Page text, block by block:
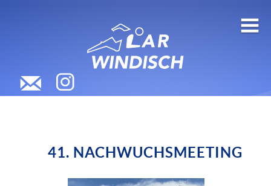
41. NACHWUCHSMEETING